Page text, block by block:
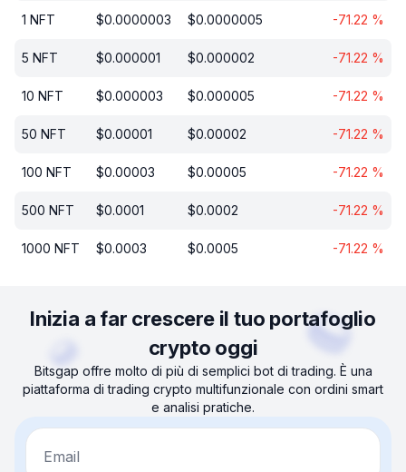
1 NFT $0.0000003 $0.0000005 -71.22 %
5 NFT $0.000001 $0.000002 -71.22 %
10 NFT $0.000003 $0.000005 -71.22 %
50 NFT $0.00001 $0.00002 -71.22 %
100 NFT $0.00003 $0.00005 -71.22 %
500 NFT $0.0001 $0.0002 -71.22 %
1000 NFT $0.0003 $0.0005 -71.22 %
Inizia a far crescere il tuo portafoglio
crypto oggi
Bitsgap offre molto di più di semplici bot di trading. È una
piattaforma di trading crypto multifunzionale con ordini smart
e analisi pratiche.
Email